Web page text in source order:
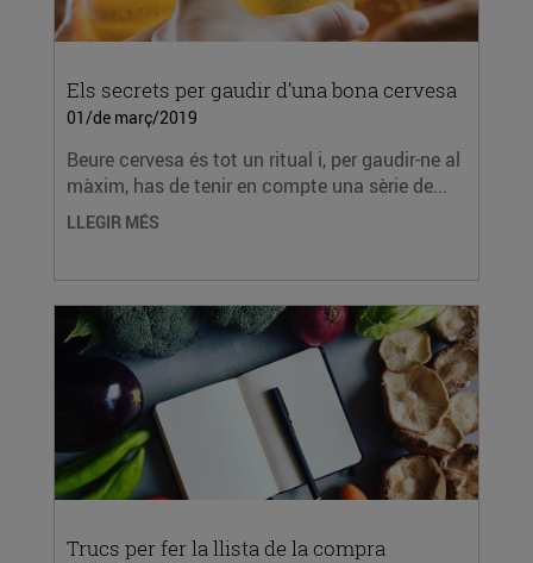
Els secrets per gaudir d’una bona cervesa
01/de març/2019
Beure cervesa és tot un ritual i, per gaudir-ne al
màxim, has de tenir en compte una sèrie de...
LLEGIR MÉS
Trucs per fer la llista de la compra